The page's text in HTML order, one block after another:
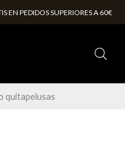
EN PEDIDOS SUPERIORES A 60€
quitapelusas